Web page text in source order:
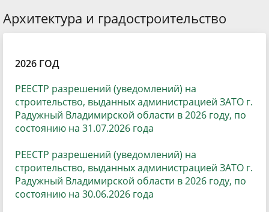
Архитектура и градостроительство
2026 ГОД
РЕЕСТР разрешений (уведомлений) на
строительство, выданных администрацией ЗАТО г.
Радужный Владимирской области в 2026 году, по
состоянию на 31.07.2026 года
РЕЕСТР разрешений (уведомлений) на
строительство, выданных администрацией ЗАТО г.
Радужный Владимирской области в 2026 году, по
состоянию на 30.06.2026 года